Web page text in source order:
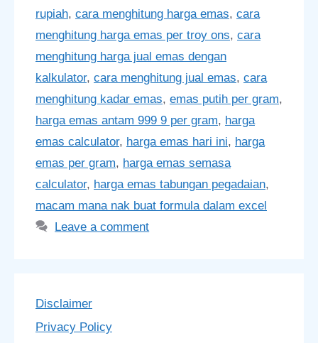
rupiah, cara menghitung harga emas, cara
menghitung harga emas per troy ons, cara
menghitung harga jual emas dengan
kalkulator, cara menghitung jual emas, cara
menghitung kadar emas, emas putih per gram,
harga emas antam 999 9 per gram, harga
emas calculator, harga emas hari ini, harga
emas per gram, harga emas semasa
calculator, harga emas tabungan pegadaian,
macam mana nak buat formula dalam excel
Leave a comment
Disclaimer
Privacy Policy